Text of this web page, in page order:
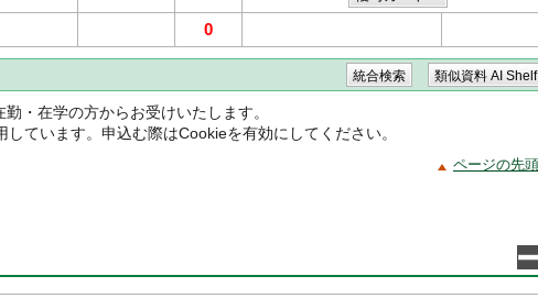
0
・在学の方からお受けいたします。
ています。申込む際はCookieを有効にしてください。
ページの先